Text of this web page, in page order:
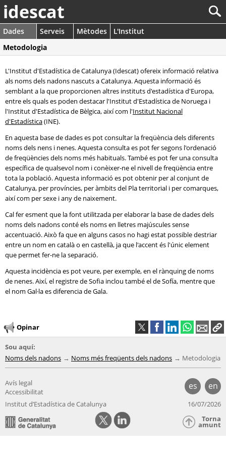
idescat
Dades Serveis Mètodes
L'Institut
Metodologia
L'Institut d'Estadística de Catalunya (Idescat) ofereix informació relativa
als noms dels nadons nascuts a Catalunya. Aquesta informació és
semblant a la que proporcionen altres instituts d'estadística d'Europa,
entre els quals es poden destacar l'Institut d'Estadística de Noruega i
l'Institut d'Estadística de Bèlgica, així com l'Institut Nacional
d'Estadística(INE).
En aquesta base de dades es pot consultar la freqüència dels diferents
noms dels nens i nenes. Aquesta consulta es pot fer segons l'ordenació
de freqüències dels noms més habituals. També es pot fer una consulta
específica de qualsevol nom i conèixer-ne el nivell de freqüència entre
tota la població. Aquesta informació es pot obtenir per al conjunt de
Catalunya, per províncies, per àmbits del Pla territorial i per comarques,
així com per sexe i any de naixement.
Cal fer esment que la font utilitzada per elaborar la base de dades dels
noms dels nadons conté els noms en lletres majúscules sense
accentuació. Això fa que en alguns casos no hagi estat possible destriar
entre un nom en català o en castellà, ja que l'accent és l'únic element
que permet fer-ne la separació.
Aquesta incidència es pot veure, per exemple, en el rànquing de noms
de nenes. Així, el registre de Sofia inclou també el de Sofía, mentre que
el nom Gal·la es diferencia de Gala.
Opinar
Sou aquí:
Noms dels nadons
Noms més freqüents dels nadons Metodologia
es en
Avís legal
Accessibilitat
Institut d’Estadística de Catalunya
16/07/2026
Torna
amunt